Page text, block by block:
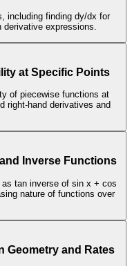
including finding dy/dx for
expressions.
at Specific Points
of piecewise functions at
right-hand derivatives and
Inverse Functions
tan inverse of sin x + cos
nature of functions over
Geometry and Rates